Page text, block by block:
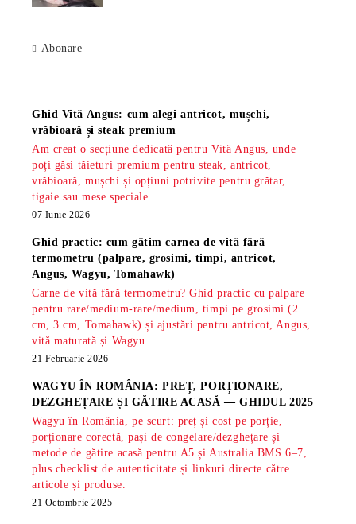
Abonare
Ghid Vită Angus: cum alegi antricot, mușchi,
vrăbioară și steak premium
Am creat o secțiune dedicată pentru Vită Angus, unde
poți găsi tăieturi premium pentru steak, antricot,
vrăbioară, mușchi și opțiuni potrivite pentru grătar,
tigaie sau mese speciale.
07 Iunie 2026
Ghid practic: cum gătim carnea de vită fără
termometru (palpare, grosimi, timpi, antricot,
Angus, Wagyu, Tomahawk)
Carne de vită fără termometru? Ghid practic cu palpare
pentru rare/medium-rare/medium, timpi pe grosimi (2
cm, 3 cm, Tomahawk) și ajustări pentru antricot, Angus,
vită maturată și Wagyu.
21 Februarie 2026
WAGYU ÎN ROMÂNIA: PREȚ, PORȚIONARE,
DEZGHEȚARE ȘI GĂTIRE ACASĂ — GHIDUL 2025
Wagyu în România, pe scurt: preț și cost pe porție,
porționare corectă, pași de congelare/dezghețare și
metode de gătire acasă pentru A5 și Australia BMS 6–7,
plus checklist de autenticitate și linkuri directe către
articole și produse.
21 Octombrie 2025